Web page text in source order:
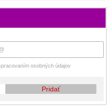
osobných údajov
Pridať